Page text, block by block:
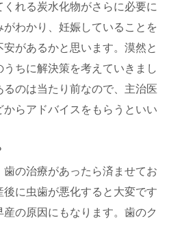
れる炭水化物がさらに必要に
わかり、妊娠していることを
があるかと思います。漠然と
ちに解決策を考えていきまし
るのは当たり前なので、主治医
らアドバイスをもらうといい
の治療があったら済ませてお
に虫歯が悪化すると大変です
の原因にもなります。歯のク